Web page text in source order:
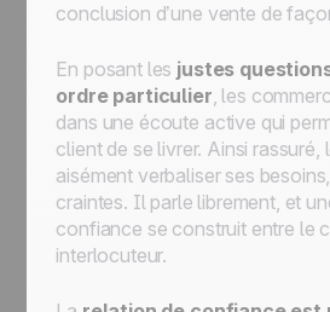
conclusion d’une vente de
En posant les justes
ordre particulier, les
dans une écoute active qui
client de se livrer. Ainsi
aisément verbaliser ses
craintes. Il parle librement, et
confiance se construit entre le
interlocuteur.